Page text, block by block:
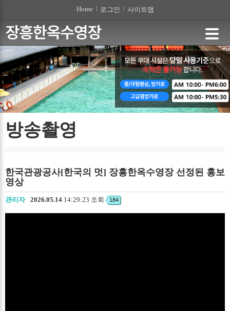
Home 로그인 사이트맵
방송촬영
한국관광공사[한국의 멋] 장흥한옥수영장 선정된 홍보
영상
관리자 2026.05.14 14:29:23 조회 184